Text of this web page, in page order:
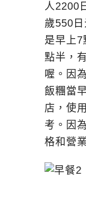
人2200
歲550
是早上7
點半，
喔。因
飯糰當
店，使
考。因
格和營